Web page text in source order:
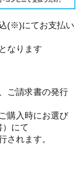
(※)にてお支払い
なります
ご請求書の発行
購入時にお選び
にて
されます。